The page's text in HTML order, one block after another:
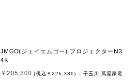
JMGO(ジェイエムゴー) プロジェクターN3
4K
￥205,800 (税込 ￥226,380) 二子玉川 蔦屋家電